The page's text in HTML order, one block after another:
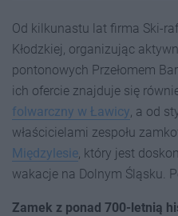
Od kilkunastu lat firma Ski-
Kłodzkiej, organizując
pontonowych Przełomem
ich ofercie znajduje się
folwarczny w Ławicy , a od
właścicielami zespołu
Międzylesie , który jest
wakacje na Dolnym Śląsku.
Zamek z ponad 700-letnią